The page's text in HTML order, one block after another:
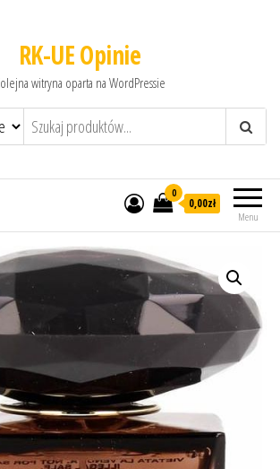
RK-UE Opinie
witryna oparta na WordPressie
Menu
0
0,00zł